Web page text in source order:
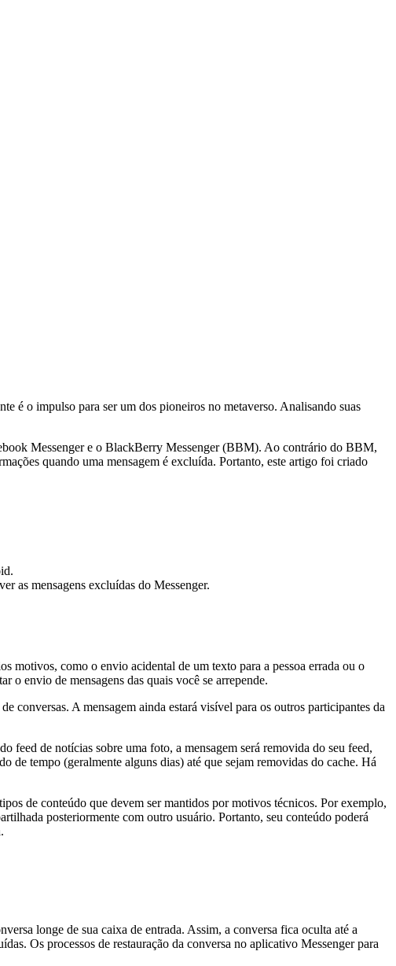
é o impulso para ser um dos pioneiros no metaverso. Analisando suas
Messenger e o BlackBerry Messenger (BBM). Ao contrário do BBM,
quando uma mensagem é excluída. Portanto, este artigo foi criado
as mensagens excluídas do Messenger.
motivos, como o envio acidental de um texto para a pessoa errada ou o
o envio de mensagens das quais você se arrepende.
conversas. A mensagem ainda estará visível para os outros participantes da
feed de notícias sobre uma foto, a mensagem será removida do seu feed,
tempo (geralmente alguns dias) até que sejam removidas do cache. Há
de conteúdo que devem ser mantidos por motivos técnicos. Por exemplo,
posteriormente com outro usuário. Portanto, seu conteúdo poderá
longe de sua caixa de entrada. Assim, a conversa fica oculta até a
Os processos de restauração da conversa no aplicativo Messenger para